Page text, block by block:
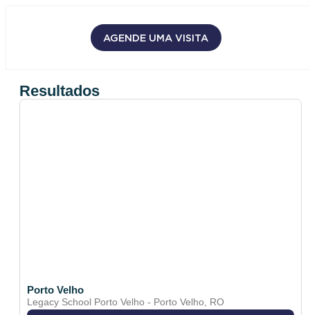
AGENDE UMA VISITA
Resultados
Porto Velho
Legacy School Porto Velho - Porto Velho, RO